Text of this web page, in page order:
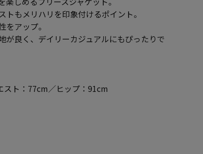
もメリハリを印象付けるポイント。
アップ。
が良く、デイリーカジュアルにもぴったりで
ト：77cm／ヒップ：91cm